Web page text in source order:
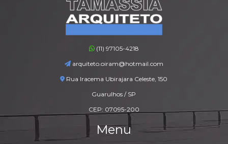
(11) 97105-4218
arquiteto.oiram@hotmail.com
Rua Iracema Ubirajara Celeste, 150
Guarulhos / SP
CEP: 07095-200
Menu